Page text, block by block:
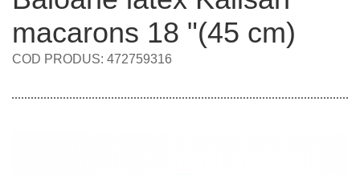
macarons 18 "(45 cm)
COD PRODUS: 472759316